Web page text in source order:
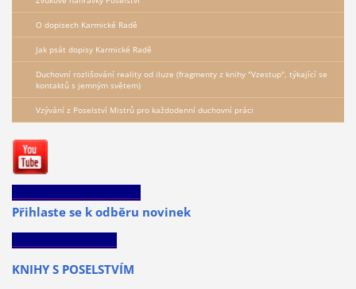
O dopisech Karmické Radě
Jak psát dopisy Karmické Radě
Duchovní rozlišování reality od iluze (fragmenty z knihy "Vzestup", týkající se
kontaktů s jemným světem)
Vzývání z Poselství Mistrů pro každodenní duchovní práci
Přihlaste se k odběru novinek
KNIHY S POSELSTVÍM